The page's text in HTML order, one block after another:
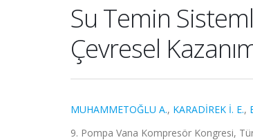
Su Temin
Çevresel
MUHAMMETOĞLU A., KARADİREK İ. E.,
9. Pompa Vana Kompresör Kongresi,